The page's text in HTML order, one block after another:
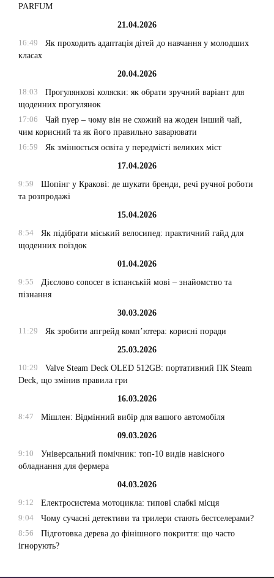
PARFUM
21.04.2026
16:49
Як проходить адаптація дітей до навчання у молодших
класах
20.04.2026
18:03
Прогулянкові коляски: як обрати зручний варіант для
щоденних прогулянок
17:06
Чай пуер – чому він не схожий на жоден інший чай,
чим корисний та як його правильно заварювати
16:59
Як змінюється освіта у передмісті великих міст
17.04.2026
9:59
Шопінг у Кракові: де шукати бренди, речі ручної роботи
та розпродажі
15.04.2026
8:54
Як підібрати міський велосипед: практичний гайд для
щоденних поїздок
01.04.2026
9:55
Дієслово conocer в іспанській мові – знайомство та
пізнання
30.03.2026
11:29
Як зробити апгрейд комп’ютера: корисні поради
25.03.2026
10:29
Valve Steam Deck OLED 512GB: портативний ПК Steam
Deck, що змінив правила гри
16.03.2026
8:47
Мішлен: Відмінний вибір для вашого автомобіля
09.03.2026
9:10
Універсальний помічник: топ-10 видів навісного
обладнання для фермера
04.03.2026
9:12
Електросистема мотоцикла: типові слабкі місця
9:04
Чому сучасні детективи та трилери стають бестселерами?
8:56
Підготовка дерева до фінішного покриття: що часто
ігнорують?